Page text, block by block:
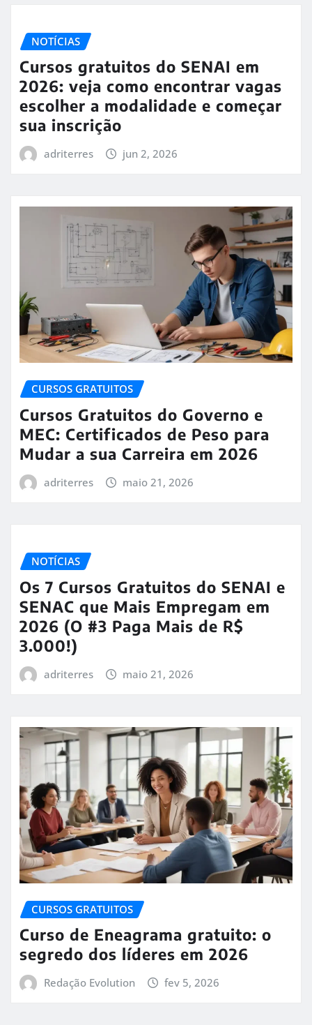
NOTÍCIAS
Cursos gratuitos do SENAI em
2026: veja como encontrar vagas
escolher a modalidade e começar
sua inscrição
adriterres jun 2, 2026
CURSOS GRATUITOS
Cursos Gratuitos do Governo e
MEC: Certificados de Peso para
Mudar a sua Carreira em 2026
adriterres maio 21, 2026
NOTÍCIAS
Os 7 Cursos Gratuitos do SENAI e
SENAC que Mais Empregam em
2026 (O #3 Paga Mais de R$
3.000!)
adriterres maio 21, 2026
CURSOS GRATUITOS
Curso de Eneagrama gratuito: o
segredo dos líderes em 2026
Redação Evolution fev 5, 2026